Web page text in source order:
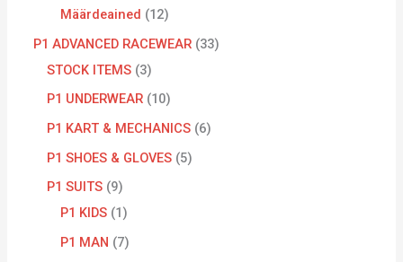
Määrdeained
12
P1 ADVANCED RACEWEAR 33
STOCK ITEMS 3
P1 UNDERWEAR 10
P1 KART & MECHANICS 6
P1 SHOES & GLOVES 5
P1 SUITS 9
P1 KIDS 1
P1 MAN
7